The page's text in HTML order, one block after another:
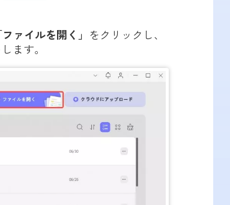
ファイルを開く」 をクリックし、
ます。